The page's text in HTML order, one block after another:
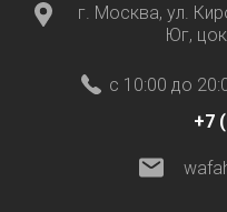
г. Москва, ул.
Юг,
с 10:00 до
+7